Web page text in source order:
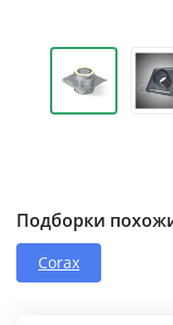
Подборки
Corax